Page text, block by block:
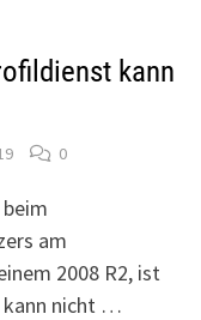
kann
0
am
2008 R2, ist
kann nicht …